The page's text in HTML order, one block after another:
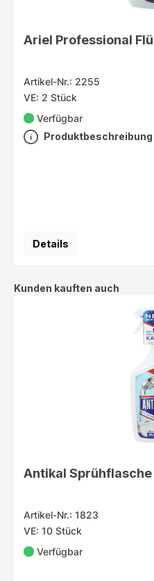
Ariel Professional
Artikel-Nr.: 2255
VE: 2 Stück
Verfügbar
Produktbeschreibung
Details
Produktgalerie überspringen
Kunden kauften auch
Antikal
Artikel-Nr.: 1823
VE: 10 Stück
Verfügbar